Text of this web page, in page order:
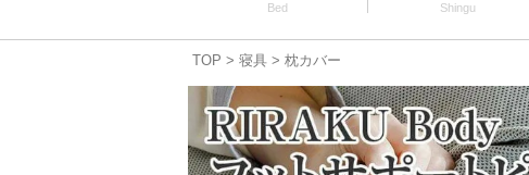
Bed Shingu
TOP 寝具 枕カバー